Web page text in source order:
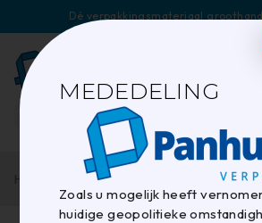
Dé verpakkingsmateriaal
Etiketten, labelen en coderen /
MEDEDELING
Zoals u mogelijk heeft
huidige geopolitieke